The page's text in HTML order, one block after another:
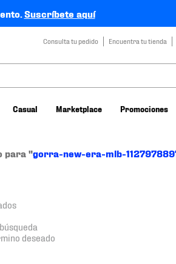
Suscríbete aquí
Consulta tu pedido Encuentra tu tienda
Casual Marketplace Promociones
para "gorra-new-era-mlb-
deseado